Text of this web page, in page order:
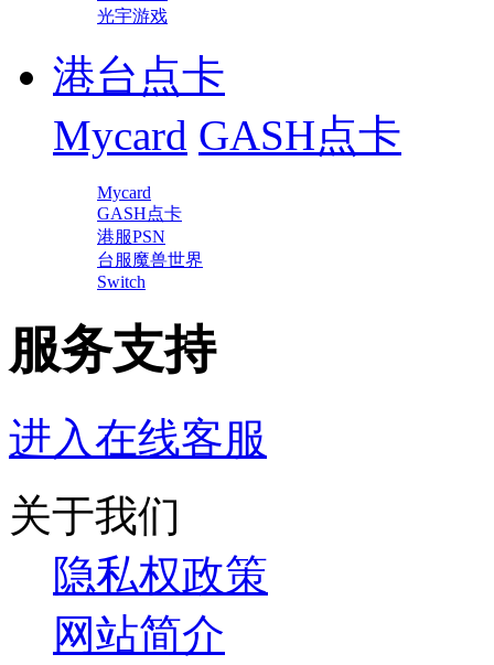
光宇游戏
港台点卡
Mycard GASH点卡
Mycard
GASH点卡
港服PSN
台服魔兽世界
Switch
服务支持
进入在线客服
关于我们
隐私权政策
网站简介